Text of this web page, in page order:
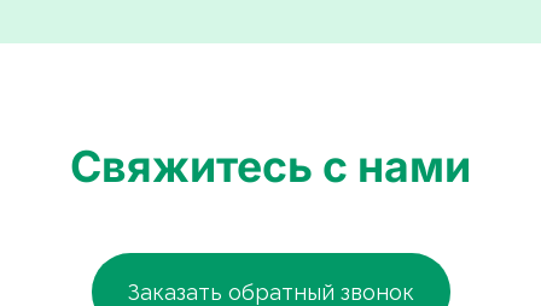
Свяжитесь с нами
Заказать обратный звонок